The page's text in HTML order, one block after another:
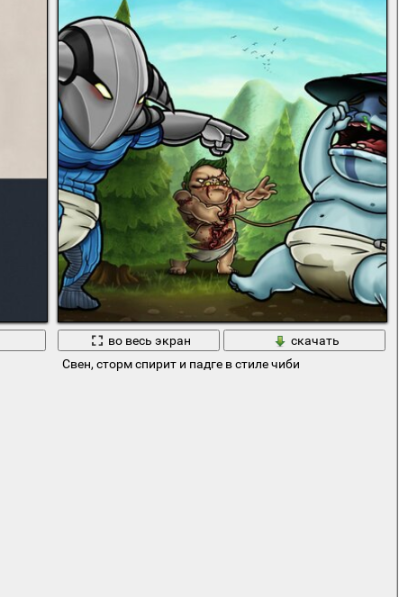
во весь экран
скачать
Свен, сторм спирит и падге в стиле чиби